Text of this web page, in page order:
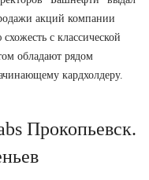
акций компании
с классической
обладают рядом
кардхолдеру.
Прокопьевск.